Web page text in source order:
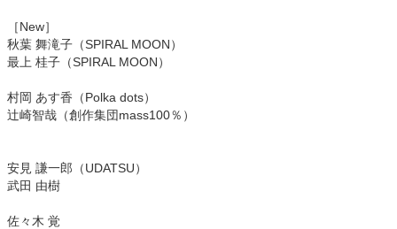
［New］
秋葉 舞滝子（SPIRAL MOON）
最上 桂子（SPIRAL MOON）
村岡 あす香（Polka dots）
辻崎智哉（創作集団mass100％）
安見 謙一郎（UDATSU）
武田 由樹
佐々木 覚